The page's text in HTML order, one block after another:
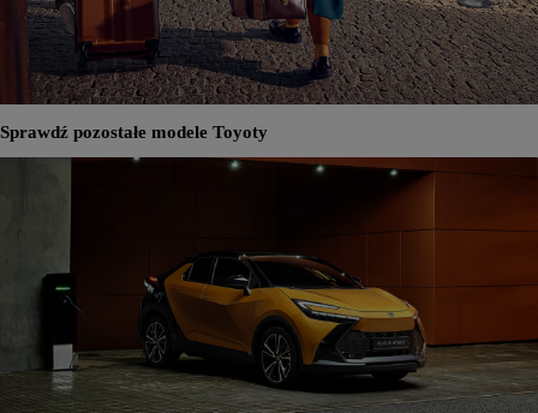
Sprawdź pozostałe modele Toyoty